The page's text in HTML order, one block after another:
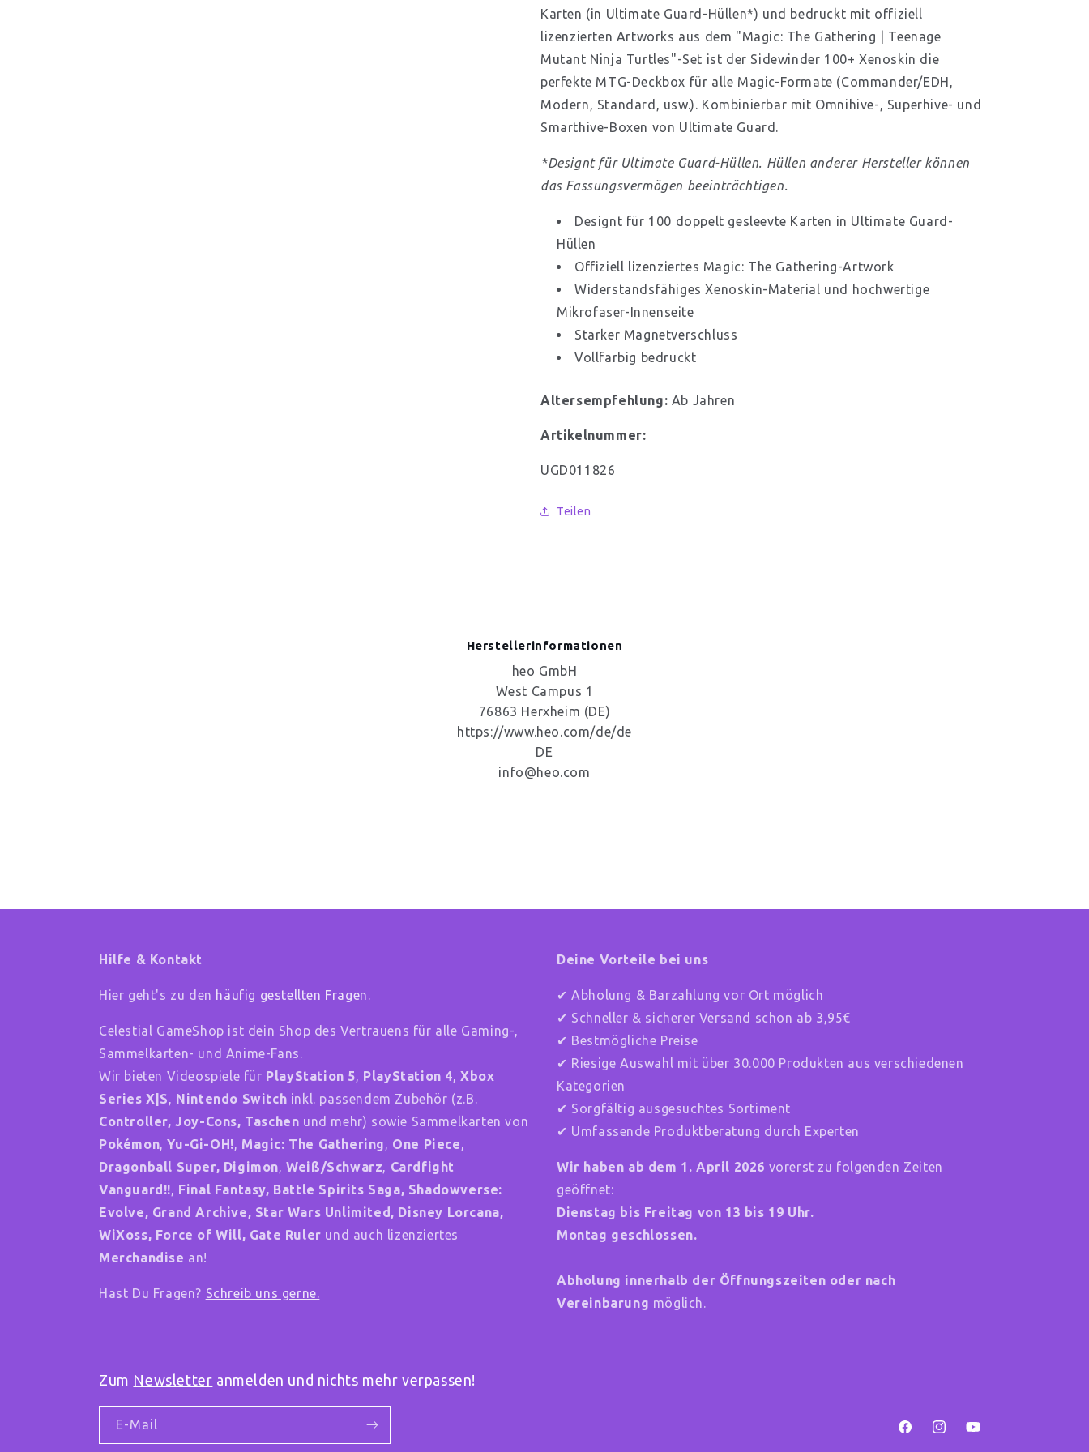
Karten (in Ultimate Guard-Hüllen*) und bedruckt mit offiziell
lizenzierten Artworks aus dem "Magic: The Gathering | Teenage
Mutant Ninja Turtles"-Set ist der Sidewinder 100+ Xenoskin die
perfekte MTG-Deckbox für alle Magic-Formate (Commander/EDH,
Modern, Standard, usw.). Kombinierbar mit Omnihive-, Superhive- und
Smarthive-Boxen von Ultimate Guard.
*Designt für Ultimate Guard-Hüllen. Hüllen anderer Hersteller können
das Fassungsvermögen beeinträchtigen.
Designt für 100 doppelt gesleevte Karten in Ultimate Guard-
Hüllen
Offiziell lizenziertes Magic: The Gathering-Artwork
Widerstandsfähiges Xenoskin-Material und hochwertige
Mikrofaser-Innenseite
Starker Magnetverschluss
Vollfarbig bedruckt
Altersempfehlung: Ab Jahren
Artikelnummer:
SKU:
UGD011826
Teilen
Herstellerinformationen
heo GmbH
West Campus 1
76863 Herxheim (DE)
https://www.heo.com/de/de
DE
info@heo.com
Hilfe & Kontakt
Hier geht's zu den häufig gestellten Fragen.
Celestial GameShop ist dein Shop des Vertrauens für alle Gaming-,
Sammelkarten- und Anime-Fans.
Wir bieten Videospiele für PlayStation 5, PlayStation 4,Xbox
Series X|S, Nintendo Switch inkl. passendem Zubehör (z.B.
Controller, Joy-Cons, Taschen und mehr) sowie Sammelkarten von
Pokémon,Yu-Gi-OH!, Magic: The Gathering, One Piece,
Dragonball Super, Digimon,Weiß/Schwarz, Cardfight
Vanguard!!, Final Fantasy, Battle Spirits Saga, Shadowverse:
Evolve, Grand Archive, Star Wars Unlimited, Disney Lorcana,
WiXoss, Force of Will, Gate Ruler und auch lizenziertes
Merchandise an!
Hast Du Fragen? Schreib uns gerne.
Deine Vorteile bei uns
✔ Abholung & Barzahlung vor Ort möglich
✔ Schneller & sicherer Versand schon ab 3,95€
✔ Bestmögliche Preise
✔ Riesige Auswahl mit über 30.000 Produkten aus verschiedenen
Kategorien
✔ Sorgfältig ausgesuchtes Sortiment
✔ Umfassende Produktberatung durch Experten
Wir haben ab dem 1. April 2026 vorerst zu folgenden Zeiten
geöffnet:
Dienstag bis Freitag von 13 bis 19 Uhr.
Montag geschlossen.
Abholung innerhalb der Öffnungszeiten oder nach
Vereinbarung möglich.
Zum Newsletter anmelden und nichts mehr verpassen!
E-Mail
FacebookInstagramYouTube